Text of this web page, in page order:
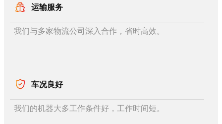
运输服务
我们与多家物流公司深入合作，省时高效。
车况良好
我们的机器大多工作条件好，工作时间短。